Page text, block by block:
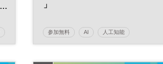
」
参加無料 AI 人工知能